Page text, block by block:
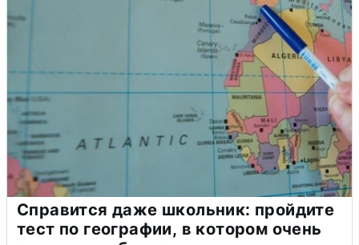
Справится даже школьник: пройдите
тест по географии, в котором очень